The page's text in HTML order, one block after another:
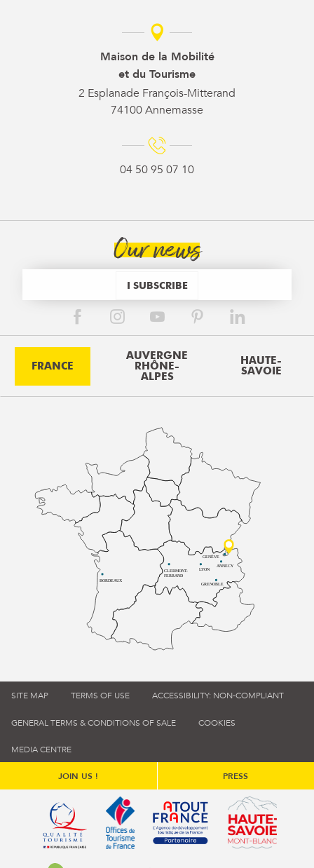
Maison de la Mobilité
et du Tourisme
2 Esplanade François-Mitterand
74100 Annemasse
04 50 95 07 10
Our news
I SUBSCRIBE
FRANCE
AUVERGNE
RHÔNE-
ALPES
HAUTE-
SAVOIE
BORDEAUX
CLERMONT-
FERRAND
LYON
ANNECY
GRENOBLE
GENÈVE
SITE MAP TERMS OF USE ACCESSIBILITY: NON-COMPLIANT
GENERAL TERMS & CONDITIONS OF SALE COOKIES
MEDIA CENTRE
JOIN US ! PRESS
Qualité tourisme (s'ouvre dans une nouvelle fenêtre)
Office de tourisme de France (s'ouvre
Atout France (s'ouvre dans